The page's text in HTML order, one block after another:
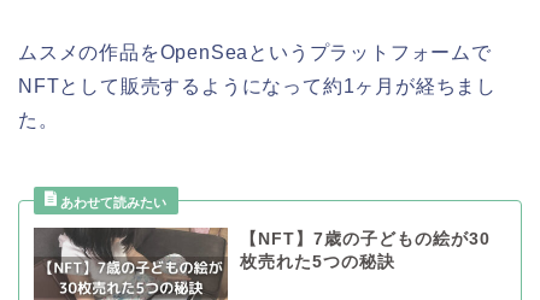
ムスメの作品をOpenSeaというプラットフォームで
NFTとして販売するようになって約1ヶ月が経ちまし
た。
【NFT】7歳の子どもの絵が30
枚売れた5つの秘訣